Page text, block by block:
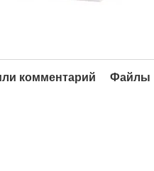
комментарий Файлы